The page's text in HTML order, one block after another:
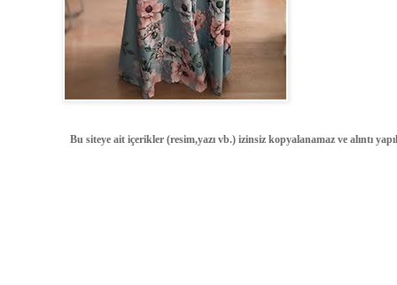
Bu siteye ait içerikler (resim,yazı vb.) izinsiz kopyalanamaz ve alıntı